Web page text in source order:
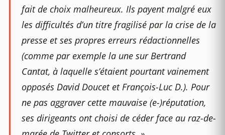
fait de choix malheureux. Ils payent malgré eux
les difficultés d’un titre fragilisé par la crise de la
presse et ses propres erreurs rédactionnelles
(comme par exemple la une sur Bertrand
Cantat, à laquelle s’étaient pourtant vainement
opposés David Doucet et François-Luc D.). Pour
ne pas aggraver cette mauvaise (e-)réputation,
ses dirigeants ont choisi de céder face au raz-de-